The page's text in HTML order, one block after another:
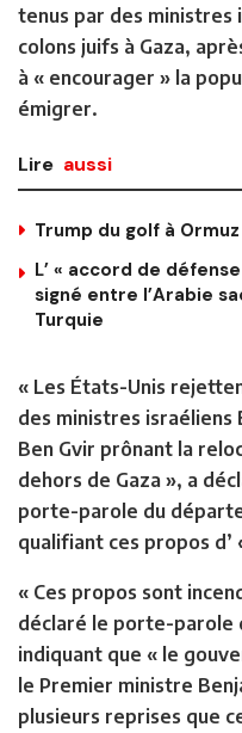
tenus par des ministres
colons juifs à Gaza,
à « encourager » la
émigrer.
Lire aussi
Trump du golf à Ormuz
L’ « accord de
signé entre l’Arabie
Turquie
« Les États-Unis
des ministres
Ben Gvir prônant la
dehors de Gaza », a
porte-parole du
qualifiant ces propos d’
« Ces propos sont
déclaré le porte-parole
indiquant que « le
le Premier ministre
plusieurs reprises que